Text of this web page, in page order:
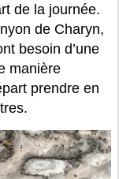
de la journée.
de Charyn,
besoin d’une
manière
prendre en